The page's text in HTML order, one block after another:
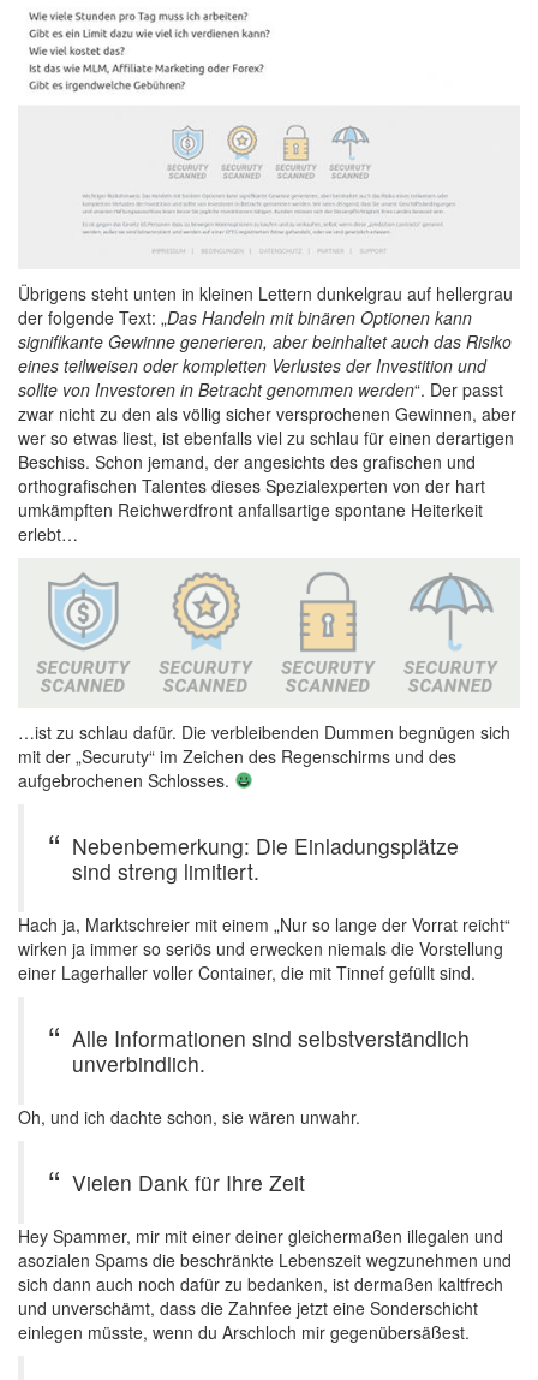
Übrigens steht unten in kleinen Lettern dunkelgrau auf hellergrau
der folgende Text: „Das Handeln mit binären Optionen kann
signifikante Gewinne generieren, aber beinhaltet auch das Risiko
eines teilweisen oder kompletten Verlustes der Investition und
sollte von Investoren in Betracht genommen werden“. Der passt
zwar nicht zu den als völlig sicher versprochenen Gewinnen, aber
wer so etwas liest, ist ebenfalls viel zu schlau für einen derartigen
Beschiss. Schon jemand, der angesichts des grafischen und
orthografischen Talentes dieses Spezialexperten von der hart
umkämpften Reichwerdfront anfallsartige spontane Heiterkeit
erlebt…
…ist zu schlau dafür. Die verbleibenden Dummen begnügen sich
mit der „Securuty“ im Zeichen des Regenschirms und des
aufgebrochenen Schlosses.
Nebenbemerkung: Die Einladungsplätze
sind streng limitiert.
Hach ja, Marktschreier mit einem „Nur so lange der Vorrat reicht“
wirken ja immer so seriös und erwecken niemals die Vorstellung
einer Lagerhaller voller Container, die mit Tinnef gefüllt sind.
Alle Informationen sind selbstverständlich
unverbindlich.
Oh, und ich dachte schon, sie wären unwahr.
Vielen Dank für Ihre Zeit
Hey Spammer, mir mit einer deiner gleichermaßen illegalen und
asozialen Spams die beschränkte Lebenszeit wegzunehmen und
sich dann auch noch dafür zu bedanken, ist dermaßen kaltfrech
und unverschämt, dass die Zahnfee jetzt eine Sonderschicht
einlegen müsste, wenn du Arschloch mir gegenübersäßest.